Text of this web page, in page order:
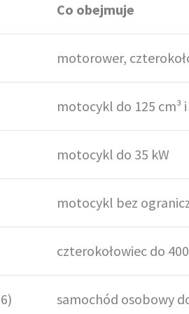
Co obejmuje
motorower,
motocykl do 125 cm³ i
motocykl do 35 kW
motocykl bez
czterokołowiec do
samochód osobowy